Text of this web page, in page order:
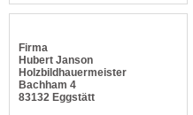
Firma
Hubert Janson
Holzbildhauermeister
Bachham 4
83132 Eggstätt